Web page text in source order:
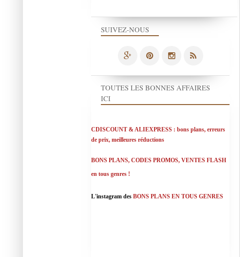
SUIVEZ-NOUS
TOUTES LES BONNES AFFAIRES
ICI
CDISCOUNT & ALIEXPRESS : bons plans, erreurs
de prix, meilleures réductions
BONS PLANS, CODES PROMOS, VENTES FLASH
en tous genres !
L'instagram des BONS PLANS EN TOUS GENRES